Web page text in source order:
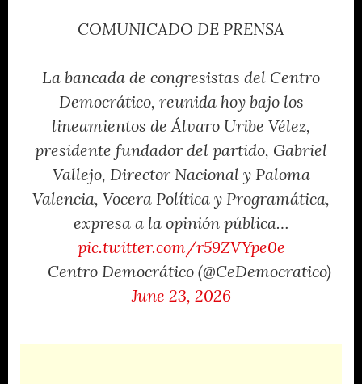
COMUNICADO DE PRENSA
La bancada de congresistas del Centro
Democrático, reunida hoy bajo los
lineamientos de Álvaro Uribe Vélez,
presidente fundador del partido, Gabriel
Vallejo, Director Nacional y Paloma
Valencia, Vocera Política y Programática,
expresa a la opinión pública…
pic.twitter.com/r59ZVYpe0e
— Centro Democrático (@CeDemocratico)
June 23, 2026